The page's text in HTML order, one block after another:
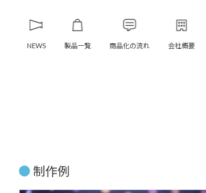
NEWS 製品一覧 商品化の流れ 会社概要
制作例